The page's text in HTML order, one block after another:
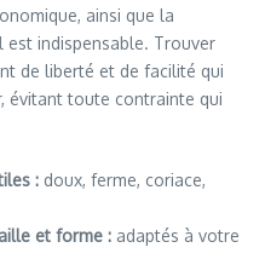
ainsi que la
indispensable. Trouver
de liberté et de facilité qui
évitant toute contrainte qui
: doux, ferme, coriace,
et forme : adaptés à votre